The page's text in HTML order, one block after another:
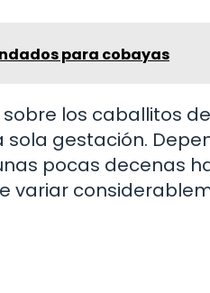
para cobayas
los caballitos
gestación.
pocas decenas
variar